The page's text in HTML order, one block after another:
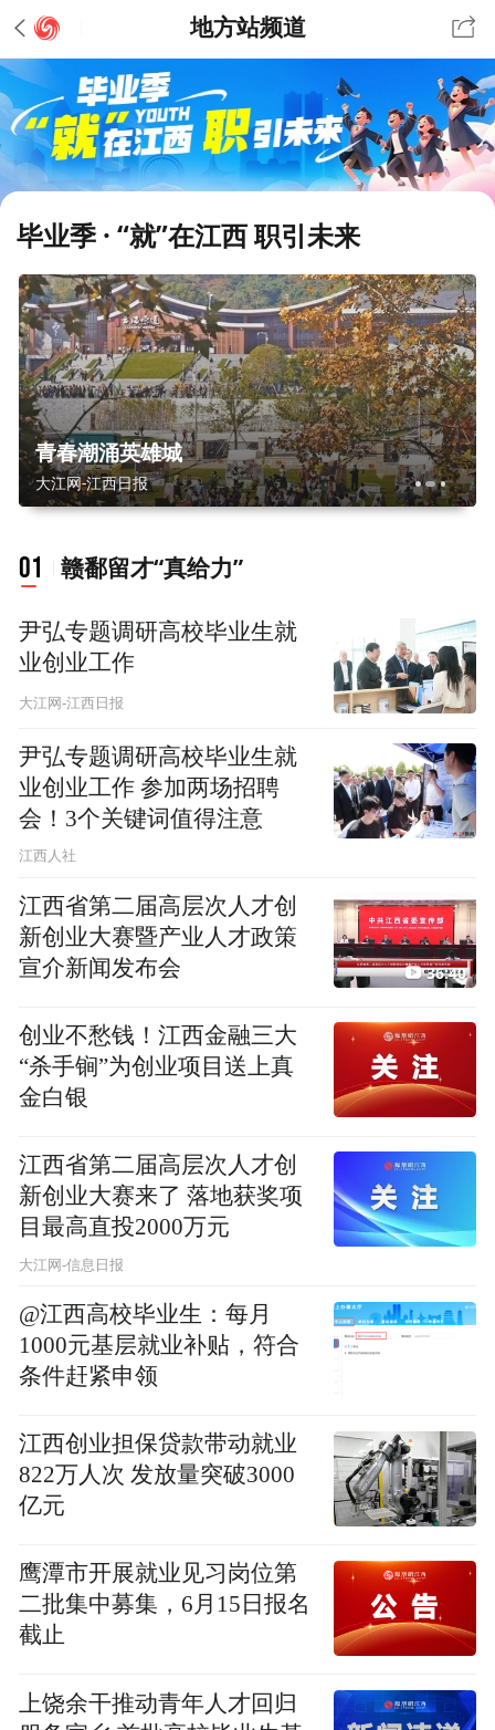
地方站频道
毕业季 · “就”在江西 职引未来
青春潮涌英雄城
大江网-江西日报
01 赣鄱留才“真给力”
尹弘专题调研高校毕业生就
业创业工作
大江网-江西日报
尹弘专题调研高校毕业生就
业创业工作 参加两场招聘
会！3个关键词值得注意
江西人社
江西省第二届高层次人才创
新创业大赛暨产业人才政策
宣介新闻发布会
36:40
创业不愁钱！江西金融三大
“杀手锏”为创业项目送上真
金白银
江西省第二届高层次人才创
新创业大赛来了 落地获奖项
目最高直投2000万元
大江网-信息日报
@江西高校毕业生：每月
1000元基层就业补贴，符合
条件赶紧申领
江西创业担保贷款带动就业
822万人次 发放量突破3000
亿元
鹰潭市开展就业见习岗位第
二批集中募集，6月15日报名
截止
上饶余干推动青年人才回归